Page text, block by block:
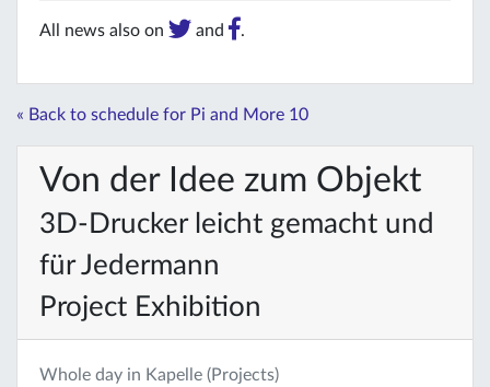
All news also on and .
« Back to schedule for Pi and More 10
Von der Idee zum Objekt
3D-Drucker leicht gemacht und
für Jedermann
Project Exhibition
Whole day in Kapelle (Projects)